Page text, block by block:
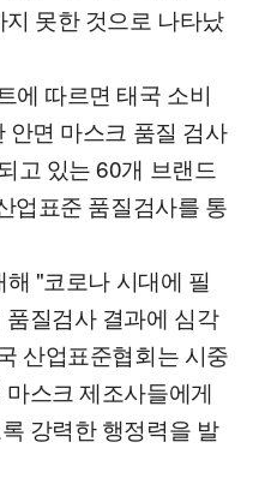
못한 것으로 나타났
에 따르면 태국 소비
안면 마스크 품질 검사
고 있는 60개 브랜드
업표준 품질검사를 통
"코로나 시대에 필
질검사 결과에 심각
산업표준협회는 시중
스크 제조사들에게
강력한 행정력을 발